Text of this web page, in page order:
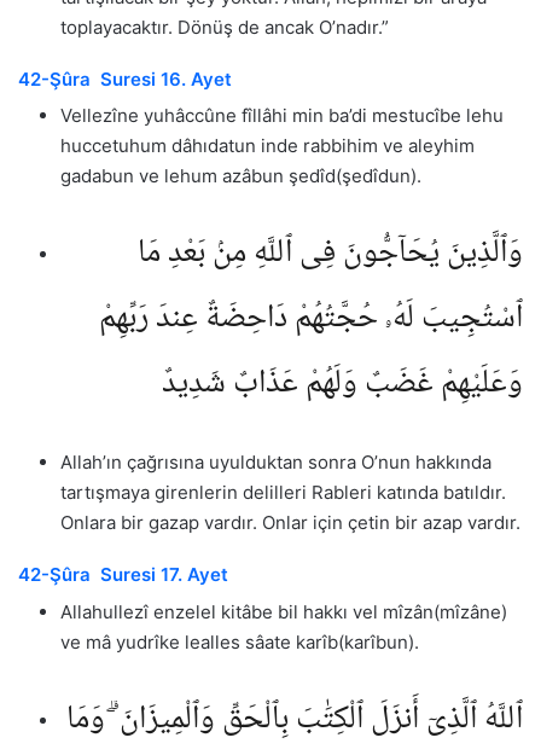
toplayacaktır. Dönüş de ancak O’nadır.”
42-Şûra Suresi 16. Ayet
Vellezîne yuhâccûne fîllâhi min ba’di mestucîbe lehu
huccetuhum dâhıdatun inde rabbihim ve aleyhim
gadabun ve lehum azâbun şedîd(şedîdun).
وَٱلَّذِينَ يُحَآجُّونَ فِى ٱللَّهِ مِنۢ بَعْدِ مَا
ٱسْتُجِيبَ لَهُۥ حُجَّتُهُمْ دَاحِضَةٌ عِندَ رَبِّهِمْ
وَعَلَيْهِمْ غَضَبٌ وَلَهُمْ عَذَابٌ شَدِيدٌ
Allah’ın çağrısına uyulduktan sonra O’nun hakkında
tartışmaya girenlerin delilleri Rableri katında batıldır.
Onlara bir gazap vardır. Onlar için çetin bir azap vardır.
42-Şûra Suresi 17. Ayet
Allahullezî enzelel kitâbe bil hakkı vel mîzân(mîzâne)
ve mâ yudrîke lealles sâate karîb(karîbun).
ٱللَّهُ ٱلَّذِىٓ أَنزَلَ ٱلْكِتَٰبَ بِٱلْحَقِّ وَٱلْمِيزَانَ ۗ وَمَا